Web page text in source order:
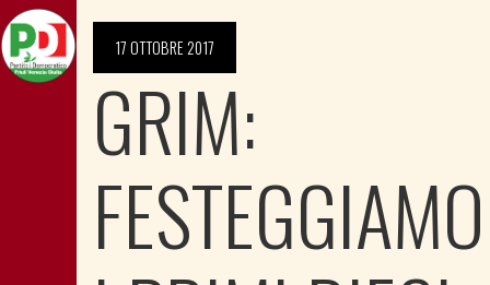
17 OTTOBRE 2017
GRIM:
FESTEGGIAMO